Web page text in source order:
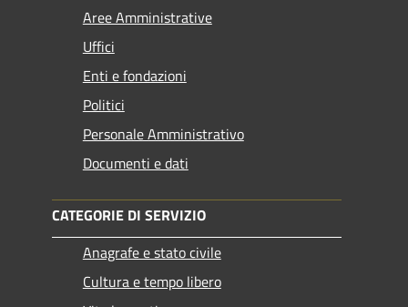
Aree Amministrative
Uffici
Enti e fondazioni
Politici
Personale Amministrativo
Documenti e dati
CATEGORIE DI SERVIZIO
Anagrafe e stato civile
Cultura e tempo libero